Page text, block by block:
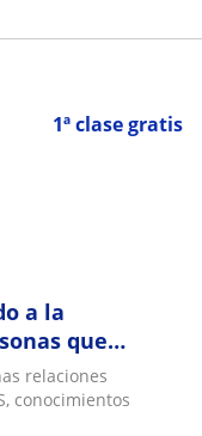
1ª clase gratis
a la
que
de esta
relaciones
conocimientos